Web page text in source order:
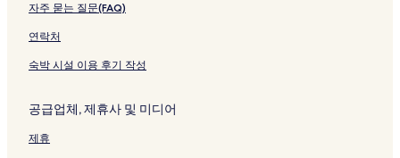
자주 묻는 질문(FAQ)
연락처
숙박 시설 이용 후기 작성
공급업체, 제휴사 및 미디어
제휴